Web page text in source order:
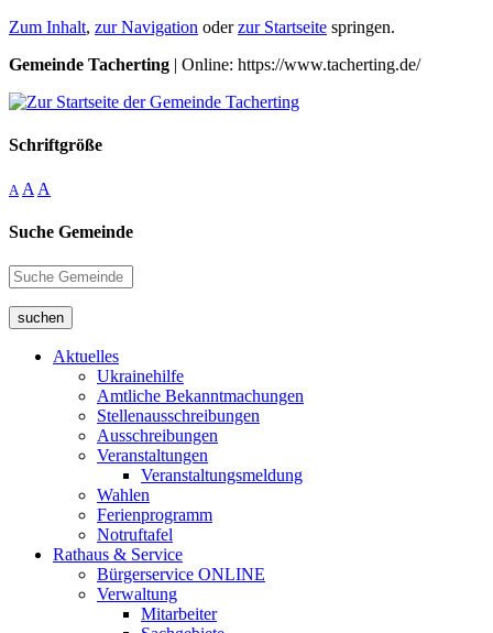
Zum Inhalt, zur Navigation oderzur Startseite springen.
Gemeinde Tacherting | Online: https://www.tacherting.de/
Schriftgröße
A A A
Suche Gemeinde
suchen
Aktuelles
Ukrainehilfe
Amtliche Bekanntmachungen
Stellenausschreibungen
Ausschreibungen
Veranstaltungen
Veranstaltungsmeldung
Wahlen
Ferienprogramm
Notruftafel
Rathaus & Service
Bürgerservice ONLINE
Verwaltung
Mitarbeiter